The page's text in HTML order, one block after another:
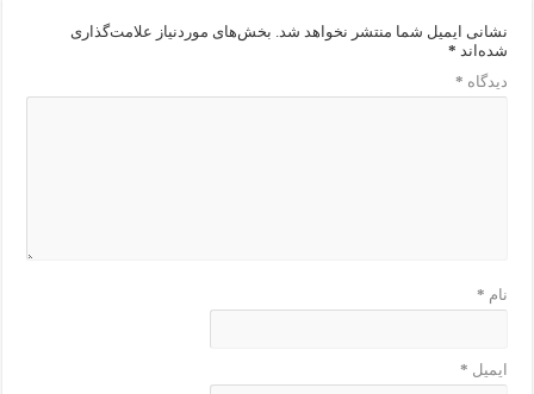
نشانی ایمیل شما منتشر نخواهد شد. بخش‌های موردنیاز علامت‌گذاری
شده‌اند *
دیدگاه *
نام *
ایمیل *